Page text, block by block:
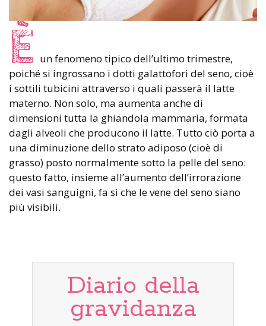
È un fenomeno tipico dell’ultimo trimestre,
poiché si ingrossano i dotti galattofori del seno, cioè
i sottili tubicini attraverso i quali passerà il latte
materno. Non solo, ma aumenta anche di
dimensioni tutta la ghiandola mammaria, formata
dagli alveoli che producono il latte. Tutto ciò porta a
una diminuzione dello strato adiposo (cioè di
grasso) posto normalmente sotto la pelle del seno:
questo fatto, insieme all’aumento dell’irrorazione
dei vasi sanguigni, fa sì che le vene del seno siano
più visibili.
Diario della
gravidanza